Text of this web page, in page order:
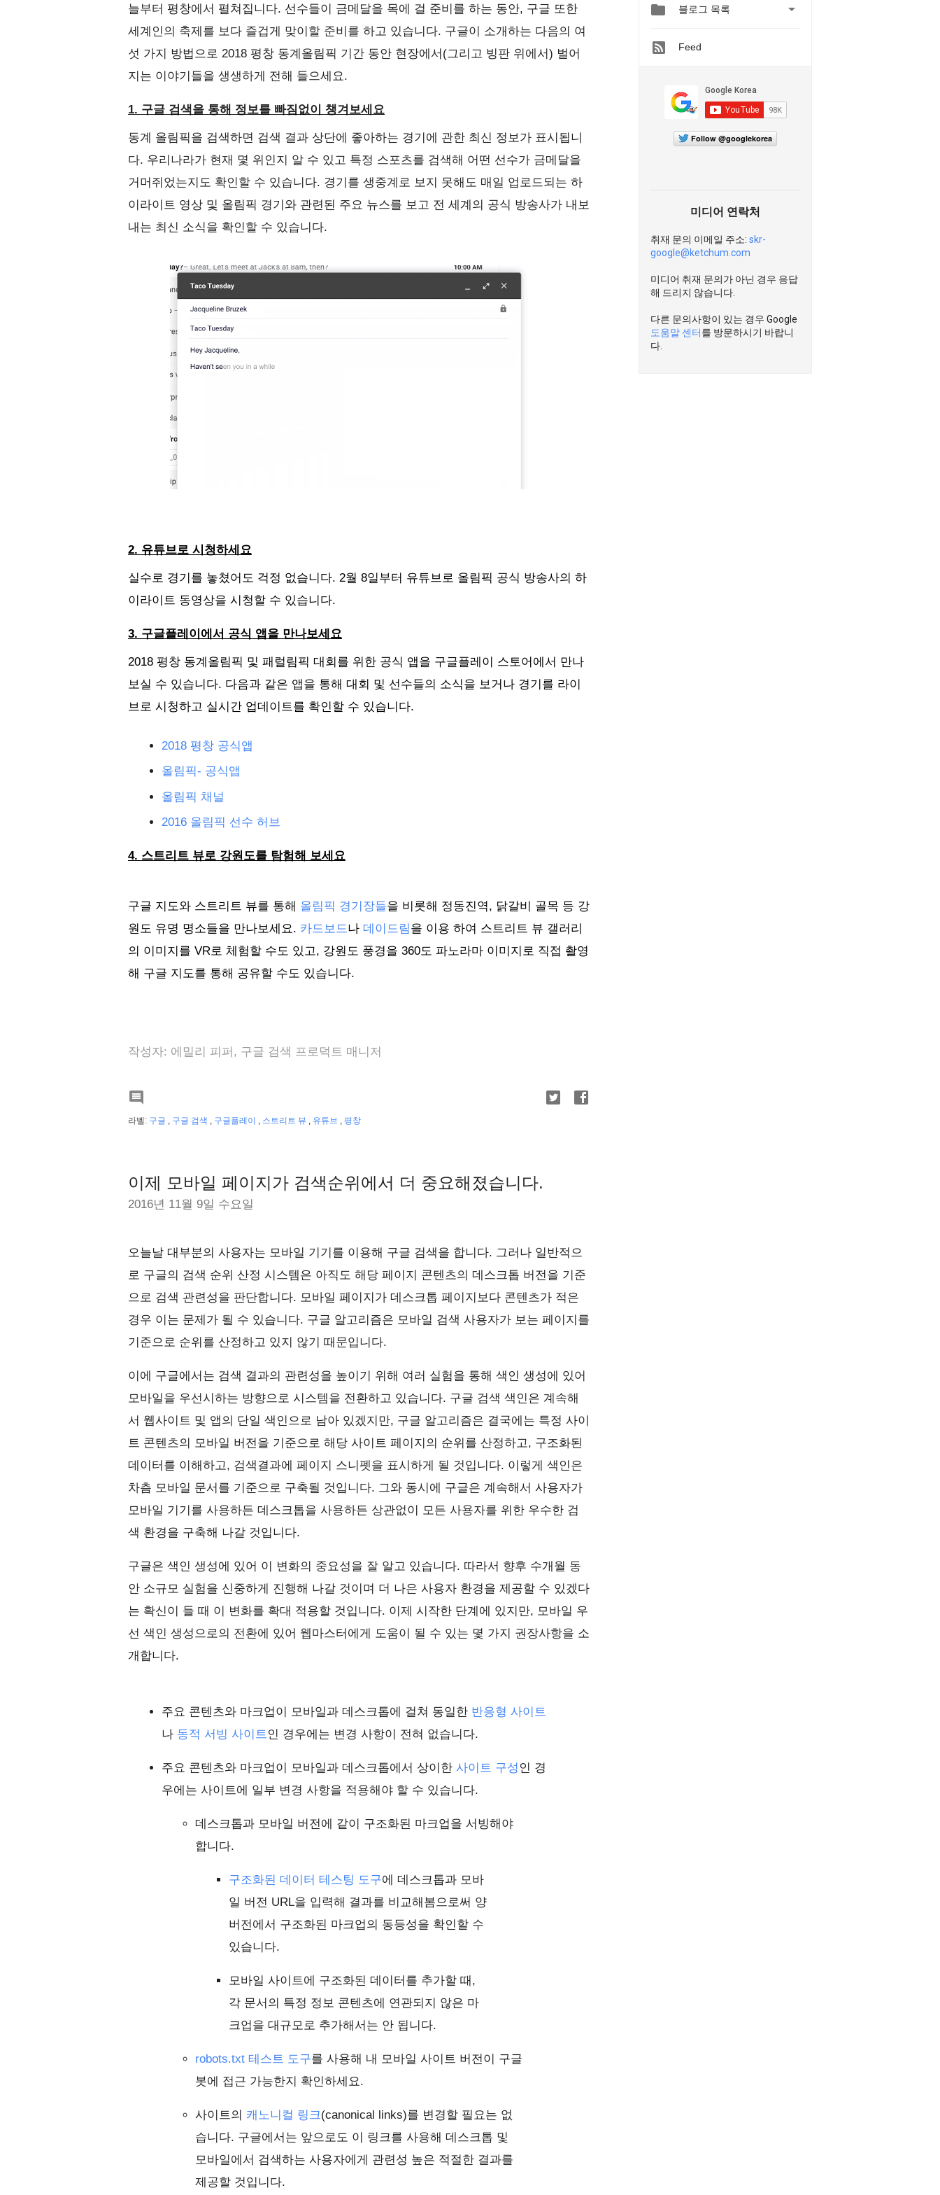
늘부터 평창에서 펼쳐집니다. 선수들이 금메달을 목에 걸 준비를 하는 동안, 구글 또한
세계인의 축제를 보다 즐겁게 맞이할 준비를 하고 있습니다. 구글이 소개하는 다음의 여
섯 가지 방법으로 2018 평창 동계올림픽 기간 동안 현장에서(그리고 빙판 위에서) 벌어
지는 이야기들을 생생하게 전해 들으세요.
1. 구글 검색을 통해 정보를 빠짐없이 챙겨보세요
동계 올림픽을 검색하면 검색 결과 상단에 좋아하는 경기에 관한 최신 정보가 표시됩니
다. 우리나라가 현재 몇 위인지 알 수 있고 특정 스포츠를 검색해 어떤 선수가 금메달을
거머쥐었는지도 확인할 수 있습니다. 경기를 생중계로 보지 못해도 매일 업로드되는 하
이라이트 영상 및 올림픽 경기와 관련된 주요 뉴스를 보고 전 세계의 공식 방송사가 내보
내는 최신 소식을 확인할 수 있습니다.
2. 유튜브로 시청하세요
실수로 경기를 놓쳤어도 걱정 없습니다. 2월 8일부터 유튜브로 올림픽 공식 방송사의 하
이라이트 동영상을 시청할 수 있습니다.
3. 구글플레이에서 공식 앱을 만나보세요
2018 평창 동계올림픽 및 패럴림픽 대회를 위한 공식 앱을 구글플레이 스토어에서 만나
보실 수 있습니다. 다음과 같은 앱을 통해 대회 및 선수들의 소식을 보거나 경기를 라이
브로 시청하고 실시간 업데이트를 확인할 수 있습니다.
2018 평창 공식앱
올림픽- 공식앱
올림픽 채널
2016 올림픽 선수 허브
4. 스트리트 뷰로 강원도를 탐험해 보세요
구글 지도와 스트리트 뷰를 통해 올림픽 경기장들을 비롯해 정동진역, 닭갈비 골목 등 강
원도 유명 명소들을 만나보세요. 카드보드나 데이드림을 이용 하여 스트리트 뷰 갤러리
의 이미지를 VR로 체험할 수도 있고, 강원도 풍경을 360도 파노라마 이미지로 직접 촬영
해 구글 지도를 통해 공유할 수도 있습니다.
작성자: 에밀리 피퍼, 구글 검색 프로덕트 매니저

라벨: 구글 구글 검색 구글플레이 스트리트 뷰 유튜브 평창
이제 모바일 페이지가 검색순위에서 더 중요해졌습니다.
2016년 11월 9일 수요일
오늘날 대부분의 사용자는 모바일 기기를 이용해 구글 검색을 합니다. 그러나 일반적으
로 구글의 검색 순위 산정 시스템은 아직도 해당 페이지 콘텐츠의 데스크톱 버전을 기준
으로 검색 관련성을 판단합니다. 모바일 페이지가 데스크톱 페이지보다 콘텐츠가 적은
경우 이는 문제가 될 수 있습니다. 구글 알고리즘은 모바일 검색 사용자가 보는 페이지를
기준으로 순위를 산정하고 있지 않기 때문입니다.
이에 구글에서는 검색 결과의 관련성을 높이기 위해 여러 실험을 통해 색인 생성에 있어
모바일을 우선시하는 방향으로 시스템을 전환하고 있습니다. 구글 검색 색인은 계속해
서 웹사이트 및 앱의 단일 색인으로 남아 있겠지만, 구글 알고리즘은 결국에는 특정 사이
트 콘텐츠의 모바일 버전을 기준으로 해당 사이트 페이지의 순위를 산정하고, 구조화된
데이터를 이해하고, 검색결과에 페이지 스니펫을 표시하게 될 것입니다. 이렇게 색인은
차츰 모바일 문서를 기준으로 구축될 것입니다. 그와 동시에 구글은 계속해서 사용자가
모바일 기기를 사용하든 데스크톱을 사용하든 상관없이 모든 사용자를 위한 우수한 검
색 환경을 구축해 나갈 것입니다.
구글은 색인 생성에 있어 이 변화의 중요성을 잘 알고 있습니다. 따라서 향후 수개월 동
안 소규모 실험을 신중하게 진행해 나갈 것이며 더 나은 사용자 환경을 제공할 수 있겠다
는 확신이 들 때 이 변화를 확대 적용할 것입니다. 이제 시작한 단계에 있지만, 모바일 우
선 색인 생성으로의 전환에 있어 웹마스터에게 도움이 될 수 있는 몇 가지 권장사항을 소
개합니다.
주요 콘텐츠와 마크업이 모바일과 데스크톱에 걸쳐 동일한 반응형 사이트
나 동적 서빙 사이트 인 경우에는 변경 사항이 전혀 없습니다.
주요 콘텐츠와 마크업이 모바일과 데스크톱에서 상이한 사이트 구성 인 경
우에는 사이트에 일부 변경 사항을 적용해야 할 수 있습니다.
데스크톱과 모바일 버전에 같이 구조화된 마크업을 서빙해야
합니다.
구조화된 데이터 테스팅 도구에 데스크톱과 모바
일 버전 URL을 입력해 결과를 비교해봄으로써 양
버전에서 구조화된 마크업의 동등성을 확인할 수
있습니다.
모바일 사이트에 구조화된 데이터를 추가할 때,
각 문서의 특정 정보 콘텐츠에 연관되지 않은 마
크업을 대규모로 추가해서는 안 됩니다.
robots.txt 테스트 도구를 사용해 내 모바일 사이트 버전이 구글
봇에 접근 가능한지 확인하세요.
사이트의 캐노니컬 링크(canonical links)를 변경할 필요는 없
습니다. 구글에서는 앞으로도 이 링크를 사용해 데스크톱 및
모바일에서 검색하는 사용자에게 관련성 높은 적절한 결과를
제공할 것입니다.
 블로그 목록 
Feed
Follow @googlekorea
미디어 연락처
취재 문의 이메일 주소: skr-
google@ketchum.com
미디어 취재 문의가 아닌 경우 응답
해 드리지 않습니다.
다른 문의사항이 있는 경우 Google
도움말 센터를 방문하시기 바랍니
다.